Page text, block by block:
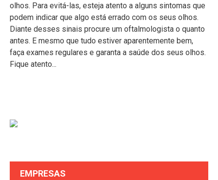
olhos. Para evitá-las, esteja atento a alguns sintomas que
podem indicar que algo está errado com os seus olhos.
Diante desses sinais procure um oftalmologista o quanto
antes. E mesmo que tudo estiver aparentemente bem,
faça exames regulares e garanta a saúde dos seus olhos.
Fique atento...
EMPRESAS